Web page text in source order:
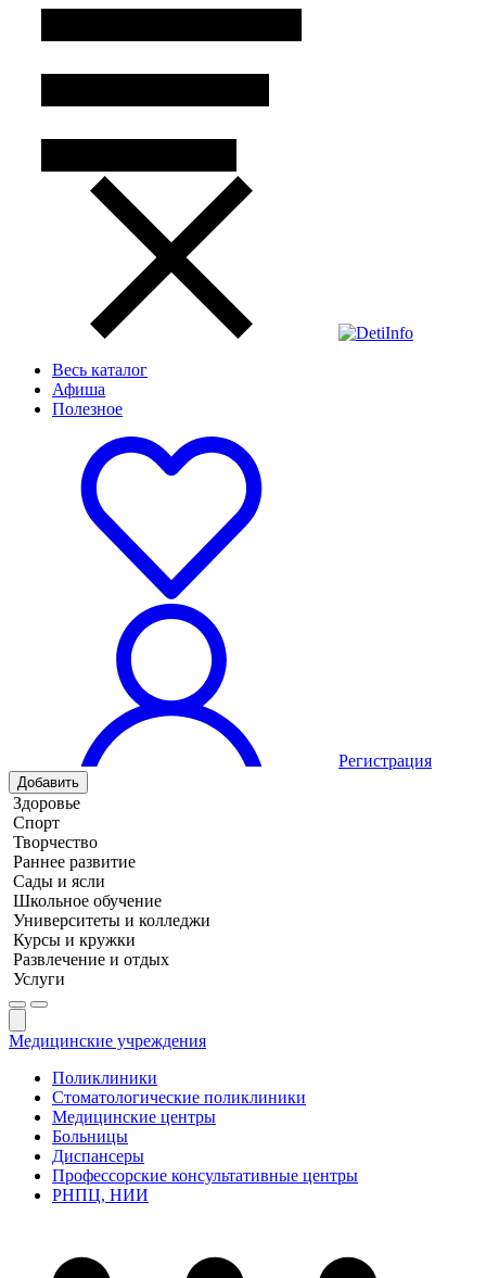
Весь каталог
Афиша
Полезное
Регистрация
Добавить
Здоровье
Спорт
Творчество
Раннее развитие
Сады и ясли
Школьное обучение
Университеты и колледжи
Курсы и кружки
Развлечение и отдых
Услуги
Медицинские учреждения
Поликлиники
Стоматологические поликлиники
Медицинские центры
Больницы
Диспансеры
Профессорские консультативные центры
РНПЦ, НИИ